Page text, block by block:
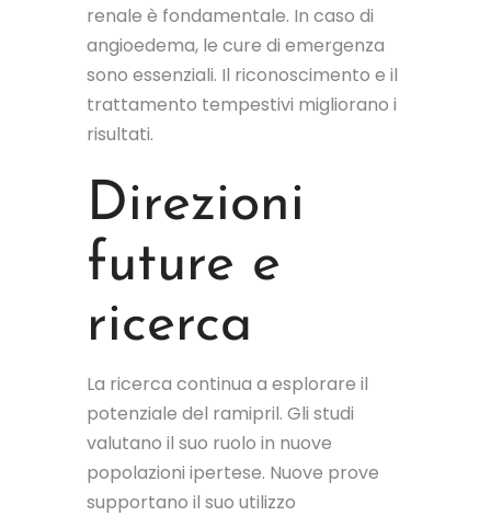
renale è fondamentale. In caso di
angioedema, le cure di emergenza
sono essenziali. Il riconoscimento e il
trattamento tempestivi migliorano i
risultati.
Direzioni
future e
ricerca
La ricerca continua a esplorare il
potenziale del ramipril. Gli studi
valutano il suo ruolo in nuove
popolazioni ipertese. Nuove prove
supportano il suo utilizzo